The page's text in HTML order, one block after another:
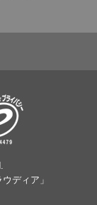
ディア」